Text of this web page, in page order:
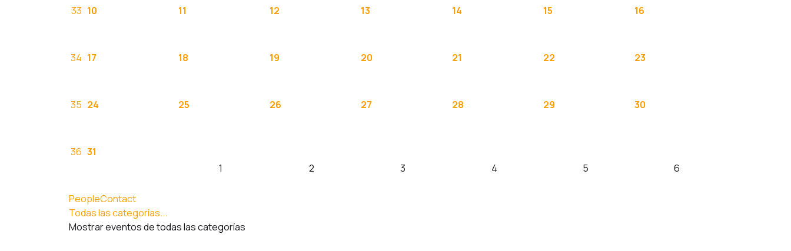
33 10 11 12 13 14 15 16
34 17 18 19 20 21 22 23
35 24 25 26 27 28 29 30
36 31
1
2 3 4 5 6
PeopleContact
Todas las categorías...
Mostrar eventos de todas las categorías